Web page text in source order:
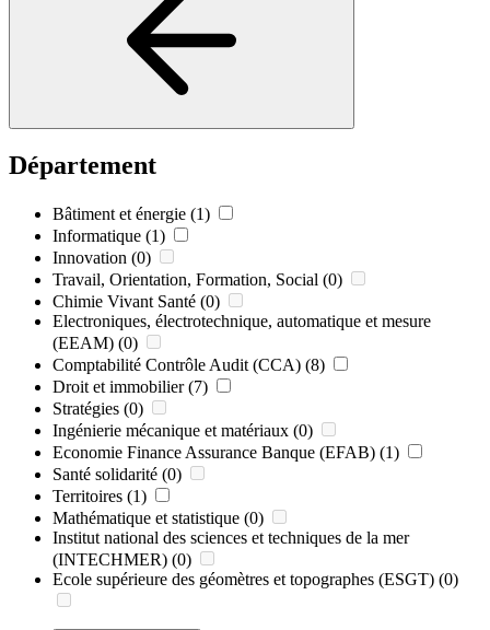
Département
Bâtiment et énergie (1)
Informatique (1)
Innovation (0)
Travail, Orientation, Formation, Social (0)
Chimie Vivant Santé (0)
Electroniques, électrotechnique, automatique et mesure
(EEAM) (0)
Comptabilité Contrôle Audit (CCA) (8)
Droit et immobilier (7)
Stratégies (0)
Ingénierie mécanique et matériaux (0)
Economie Finance Assurance Banque (EFAB) (1)
Santé solidarité (0)
Territoires (1)
Mathématique et statistique (0)
Institut national des sciences et techniques de la mer
(INTECHMER) (0)
Ecole supérieure des géomètres et topographes (ESGT) (0)